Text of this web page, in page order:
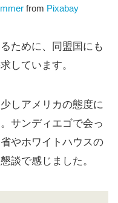
from Pixabay
ために、同盟国にも
しています。
しアメリカの態度に
サンディエゴで会っ
やホワイトハウスの
談で感じました。